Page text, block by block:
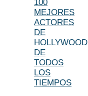
100
MEJORES
ACTORES
DE
HOLLYWOOD
DE
TODOS
LOS
TIEMPOS